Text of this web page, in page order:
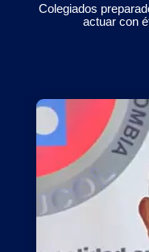
Colegiados
actuar con